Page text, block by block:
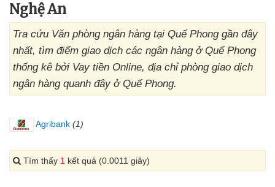
Nghệ An
Tra cứu Văn phòng ngân hàng tại Quế Phong gần đây
nhất, tìm điểm giao dịch các ngân hàng ở Quế Phong
thống kê bởi Vay tiền Online, địa chỉ phòng giao dịch
ngân hàng quanh đây ở Quế Phong.
Agribank (1)
Tìm thấy 1 kết quả (0.0011 giây)